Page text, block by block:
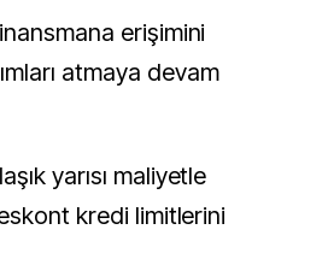
erişimini
atmaya devam
yarısı maliyetle
kredi limitlerini